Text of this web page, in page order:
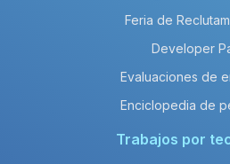
Feria de
Developer
Evaluaciones de
Enciclopedia de
Trabajos por